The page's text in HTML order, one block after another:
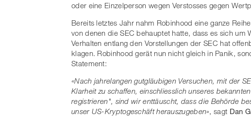
oder eine Einzelperson wegen Verstosses gegen
Bereits letztes Jahr nahm Robinhood eine ganze
von denen die SEC behauptet hatte, dass es sich um
Verhalten entlang den Vorstellungen der SEC hat
klagen. Robinhood gerät nun nicht gleich in Panik,
Statement:
«Nach jahrelangen gutgläubigen Versuchen, mit der
Klarheit zu schaffen, einschliesslich unseres
registrieren", sind wir enttäuscht, dass die Behörde
unser US-Kryptogeschäft herauszugeben», sagt Dan